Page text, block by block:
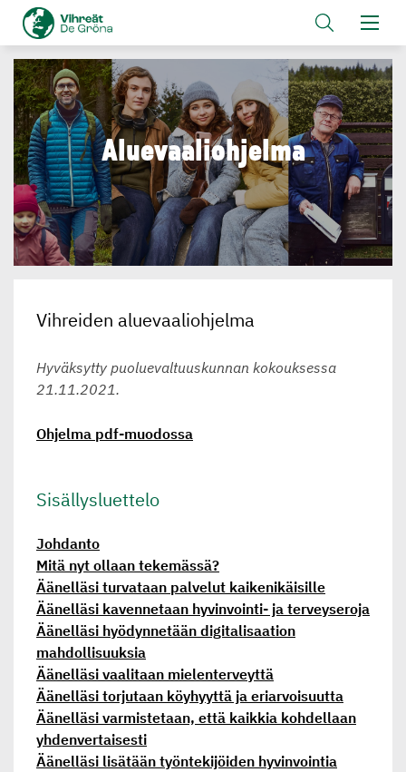
Aluevaa­lioh­jelma
Vihreiden aluevaaliohjelma
Hyväksytty puoluevaltuuskunnan kokouksessa
21.11.2021.
Ohjelma pdf-muodossa
Sisällys­luettelo
Johdanto
Mitä nyt ollaan tekemässä?
Äänelläsi turvataan palvelut kaikenikäisille
Äänelläsi kavennetaan hyvinvointi- ja terveyseroja
Äänelläsi hyödynnetään digitalisaation
mahdollisuuksia
Äänelläsi vaalitaan mielenterveyttä
Äänelläsi torjutaan köyhyyttä ja eriarvoisuutta
Äänelläsi varmistetaan, että kaikkia kohdellaan
yhdenvertaisesti
Äänelläsi lisätään työntekijöiden hyvinvointia